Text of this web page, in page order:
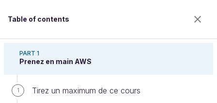
Table of contents
PART 1
Prenez en main AWS
1 Tirez un maximum de ce cours
Maîtrisez les outils de facturation